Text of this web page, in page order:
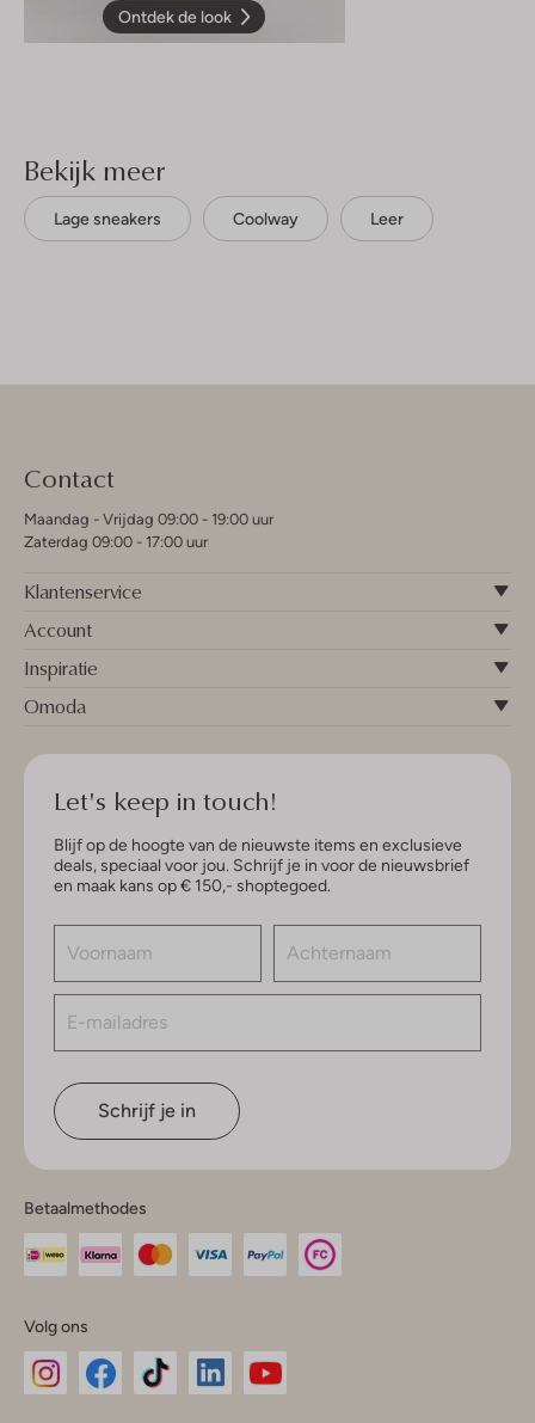
Ontdek de look
Bekijk meer
Lage sneakers Coolway Leer
Contact
Maandag - Vrijdag 09:00 - 19:00 uur
Zaterdag 09:00 - 17:00 uur
Klantenservice
Account
Inspiratie
Omoda
Let's keep in touch!
Blijf op de hoogte van de nieuwste items en exclusieve
deals, speciaal voor jou. Schrijf je in voor de nieuwsbrief
en maak kans op € 150,- shoptegoed.
Schrijf je in
Betaalmethodes
Volg ons